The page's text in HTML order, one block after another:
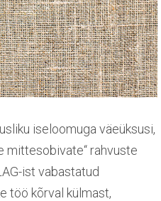
iseloomuga väeüksusi,
mittesobivate“ rahvuste
ist vabastatud
töö kõrval külmast,